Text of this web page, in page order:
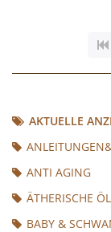
AKTUELLE
ANTI AGING
ÄTHERISCHE
BABY &